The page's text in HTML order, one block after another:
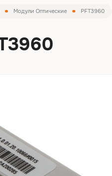
Модули Оптические PFT3960